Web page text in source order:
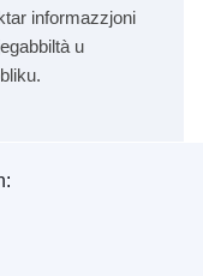
informazzjoni
u
tal-Unjoni